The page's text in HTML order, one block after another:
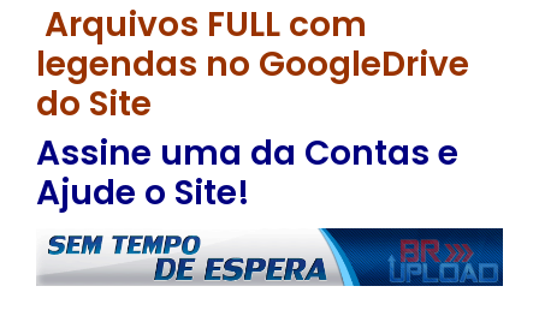
Arquivos FULL com
legendas no GoogleDrive
do Site
Assine uma da Contas e
Ajude o Site!